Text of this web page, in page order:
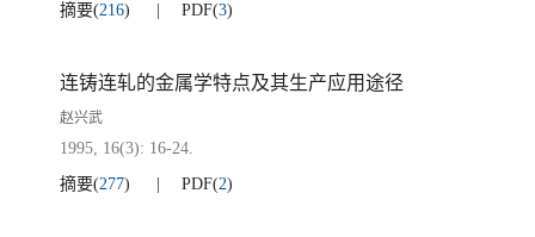
摘要(216) PDF(3)
连铸连轧的金属学特点及其生产应用途径
赵兴武
1995, 16(3): 16-24.
摘要(277) PDF(2)